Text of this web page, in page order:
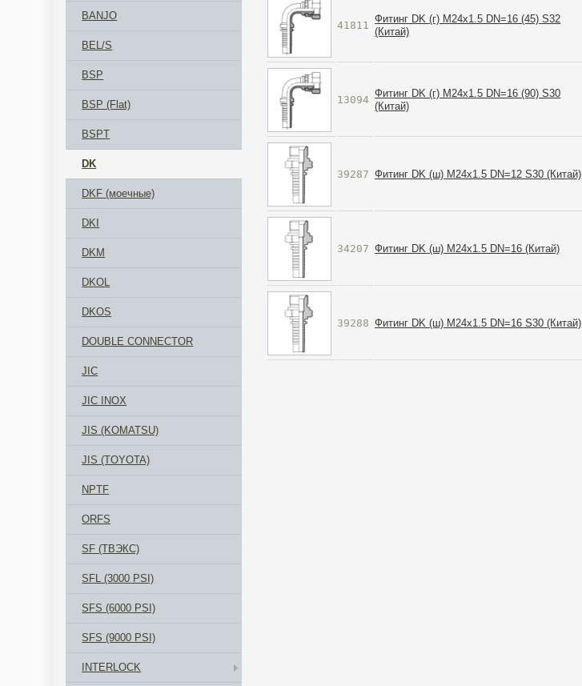
41811
Фитинг DK (г) M24х1.5 DN=16 (45) S32
(Китай)
13094
Фитинг DK (г) M24х1.5 DN=16 (90) S30
(Китай)
39287 Фитинг DK (ш) M24х1.5 DN=12 S30 (Китай)
34207 Фитинг DK (ш) M24х1.5 DN=16 (Китай)
39288 Фитинг DK (ш) M24х1.5 DN=16 S30 (Китай)
BANJO
BEL/S
BSP
BSP (Flat)
BSPT
DK
DKF (моечные)
DKI
DKM
DKOL
DKOS
DOUBLE CONNECTOR
JIC
JIC INOX
JIS (KOMATSU)
JIS (TOYOTA)
NPTF
ORFS
SF (ТВЭКС)
SFL (3000 PSI)
SFS (6000 PSI)
SFS (9000 PSI)
INTERLOCK